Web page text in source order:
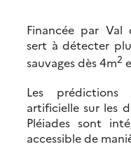
Financée par Val
sert à détecter
sauvages dès 4m2
Les prédictions
artificielle sur les
Pléiades sont
accessible de